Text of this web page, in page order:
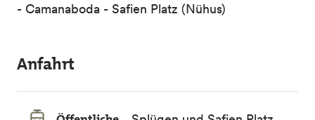
- Camanaboda - Safien Platz (Nühus)
Anfahrt